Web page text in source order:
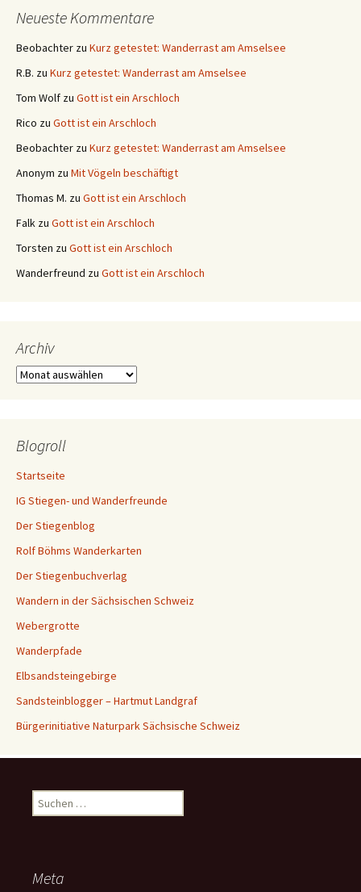
Neueste Kommentare
Beobachter zu Kurz getestet: Wanderrast am Amselsee
R.B. zu Kurz getestet: Wanderrast am Amselsee
Tom Wolf zu Gott ist ein Arschloch
Rico zu Gott ist ein Arschloch
Beobachter zu Kurz getestet: Wanderrast am Amselsee
Anonym zu Mit Vögeln beschäftigt
Thomas M. zu Gott ist ein Arschloch
Falk zu Gott ist ein Arschloch
Torsten zu Gott ist ein Arschloch
Wanderfreund zu Gott ist ein Arschloch
Archiv
Archiv
Blogroll
Startseite
IG Stiegen- und Wanderfreunde
Der Stiegenblog
Rolf Böhms Wanderkarten
Der Stiegenbuchverlag
Wandern in der Sächsischen Schweiz
Webergrotte
Wanderpfade
Elbsandsteingebirge
Sandsteinblogger – Hartmut Landgraf
Bürgerinitiative Naturpark Sächsische Schweiz
Suchen
nach:
Meta